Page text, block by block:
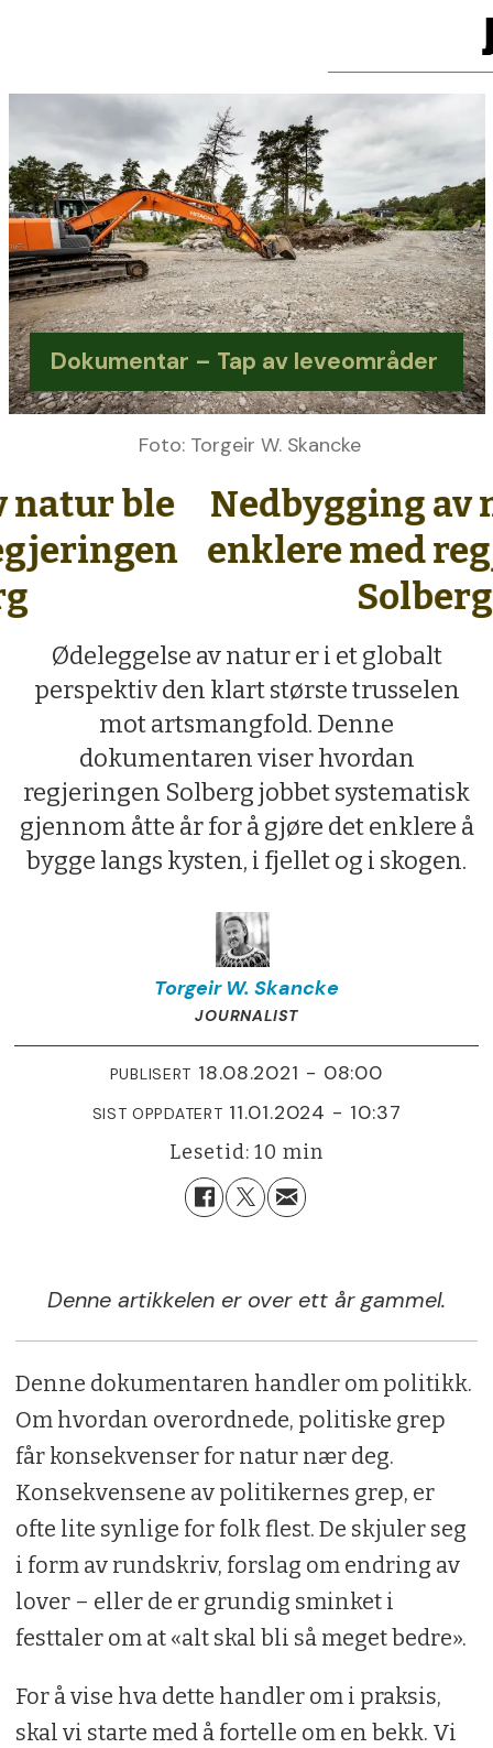
Dokumentar – Tap av leveområder
Foto: Torgeir W. Skancke
Nedbygging av
enklere med
Solberg
Ødeleggelse av natur er i et globalt
perspektiv den klart største trusselen
mot artsmangfold. Denne
dokumentaren viser hvordan
regjeringen Solberg jobbet systematisk
gjennom åtte år for å gjøre det enklere å
bygge langs kysten, i fjellet og i skogen.
Torgeir W. Skancke
JOURNALIST
PUBLISERT 18.08.2021 - 08:00
SIST OPPDATERT 11.01.2024 - 10:37
Lesetid:10 min
Denne artikkelen er over ett år gammel.
Denne dokumentaren handler om politikk.
Om hvordan overordnede, politiske grep
får konsekvenser for natur nær deg.
Konsekvensene av politikernes grep, er
ofte lite synlige for folk flest. De skjuler seg
i form av rundskriv, forslag om endring av
lover – eller de er grundig sminket i
festtaler om at «alt skal bli så meget bedre».
For å vise hva dette handler om i praksis,
skal vi starte med å fortelle om en bekk. Vi